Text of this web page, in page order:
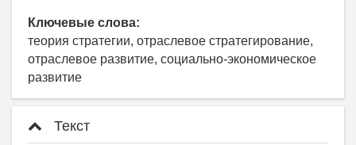
Ключевые слова:
теория стратегии, отраслевое стратегирование,
отраслевое развитие, социально-экономическое
развитие
Текст